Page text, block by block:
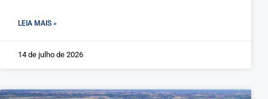
LEIA MAIS »
14 de julho de 2026